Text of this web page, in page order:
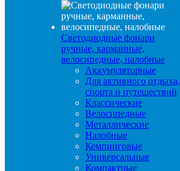
Светодиодные фонари
ручные, карманные,
велосипедные, налобные
Аккумуляторные
Для активного отдыха,
спорта и путешествий
Классические
Велосипедные
Металлические
Налобные
Кемпинговые
Универсальные
Компактные